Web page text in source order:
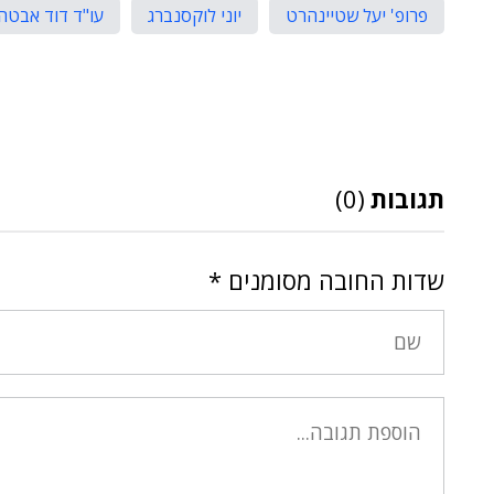
פרופ' יעל שטיינהרט
יוני לוקסנברג עו"ד דוד
תגובות (0)
שדות החובה מסומנים *